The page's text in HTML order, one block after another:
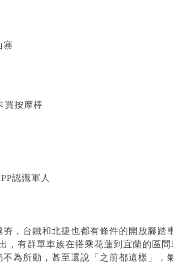
寨
買按摩棒
認識軍人
夯，台鐵和北捷也都有條件的開放腳踏
，有群單車族在搭乘花蓮到宜蘭的區
為所動，甚至還說「之前都這樣」，